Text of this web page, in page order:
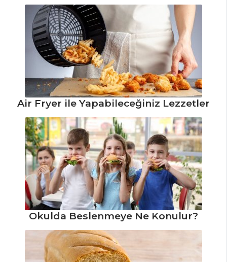
Air Fryer ile Yapabileceğiniz Lezzetler
Okulda Beslenmeye Ne Konulur?